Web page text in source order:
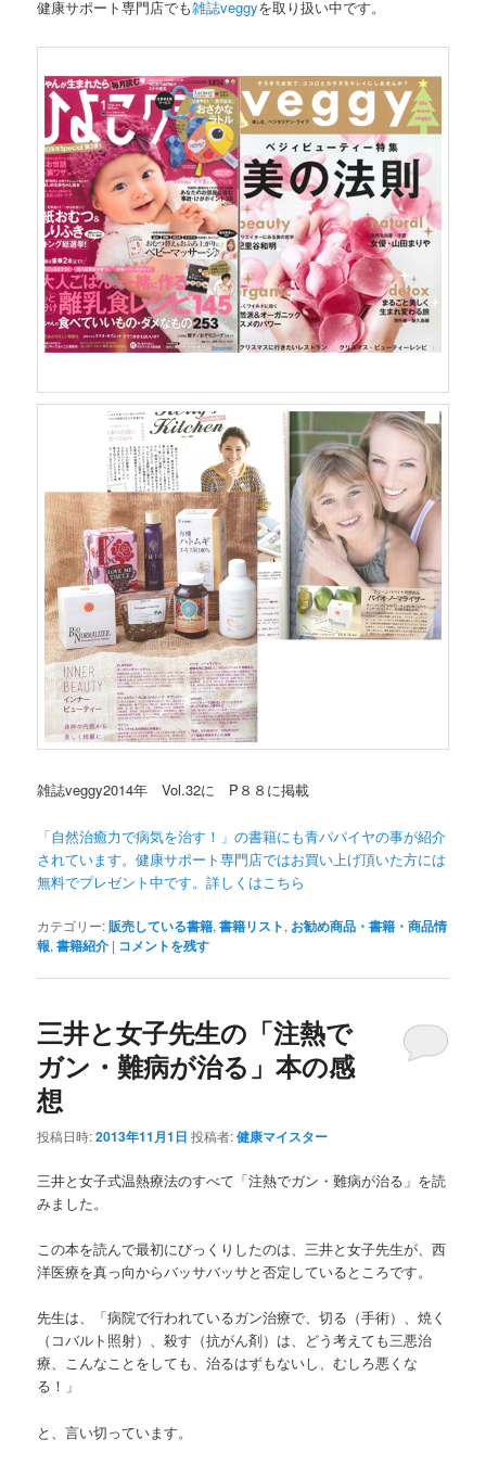
健康サポート専門店でも雑誌veggyを取り扱い中です。
雑誌veggy2014年 Vol.32に P８８に掲載
「自然治癒力で病気を治す！」の書籍にも青パパイヤの事が紹介
されています。健康サポート専門店ではお買い上げ頂いた方には
無料でプレゼント中です。詳しくはこちら
カテゴリー:販売している書籍,書籍リスト, お勧め商品・書籍・商品情
報,書籍紹介 | コメントを残す
三井と女子先生の「注熱で
ガン・難病が治る」本の感
想
投稿日時:2013年11月1日 投稿者:健康マイスター
三井と女子式温熱療法のすべて「注熱でガン・難病が治る」を読
みました。
この本を読んで最初にびっくりしたのは、三井と女子先生が、西
洋医療を真っ向からバッサバッサと否定しているところです。
先生は、「病院で行われているガン治療で、切る（手術）、焼く
（コバルト照射）、殺す（抗がん剤）は、どう考えても三悪治
療、こんなことをしても、治るはずもないし、むしろ悪くな
る！」
と、言い切っています。